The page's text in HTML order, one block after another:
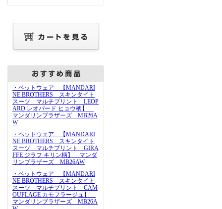
・ペットウェア 【MANDARI
NE BROTHERS スキンタイト
スーツ マルチプリント LEOP
ARD レオパード ヒョウ柄】
マンダリンブラザーズ MB26A
W
・ペットウェア 【MANDARI
NE BROTHERS スキンタイト
スーツ マルチプリント GIRA
FFE ジラフ キリン柄】 マンダ
リンブラザーズ MB26AW
・ペットウェア 【MANDARI
NE BROTHERS スキンタイト
スーツ マルチプリント CAM
OUFLAGE カモフラージュ】
マンダリンブラザーズ MB26A